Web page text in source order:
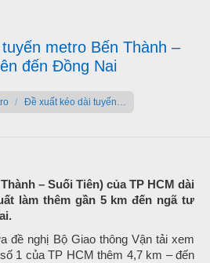
metro Bến Thành –
đến Đồng Nai
Đề xuất kéo dài tuyến…
– Suối Tiên) của TP HCM dài
làm thêm gần 5 km đến ngã tư
đề nghị Bộ Giao thông Vận tải xem
1 của TP HCM thêm 4,7 km – đến